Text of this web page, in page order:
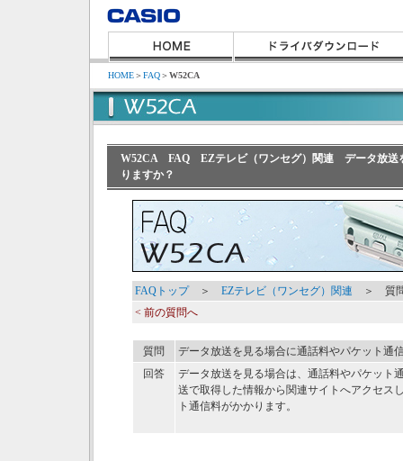
HOME＞FAQ＞W52CA
W52CA FAQ EZテレビ（ワンセグ）関連 データ放送
りますか？
FAQトップ＞ EZテレビ（ワンセグ）関連 ＞ 質
< 前の質問へ
質問
データ放送を見る場合に通話料やパケット通
回答
データ放送を見る場合は、通話料やパケット
送で取得した情報から関連サイトへアクセス
ト通信料がかかります。